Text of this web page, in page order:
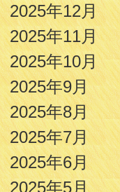
2025年12月
2025年11月
2025年10月
2025年9月
2025年8月
2025年7月
2025年6月
2025年5月